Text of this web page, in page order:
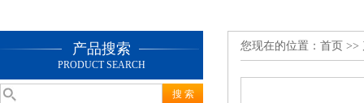
产品搜索
PRODUCT SEARCH
您现在的位置： 首页 >>